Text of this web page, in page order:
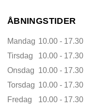
ÅBNINGSTIDER
Mandag 10.00 - 17.30
Tirsdag
10.00 - 17.30
Onsdag 10.00 - 17.30
Torsdag 10.00 - 17.30
Fredag
10.00 - 17.30